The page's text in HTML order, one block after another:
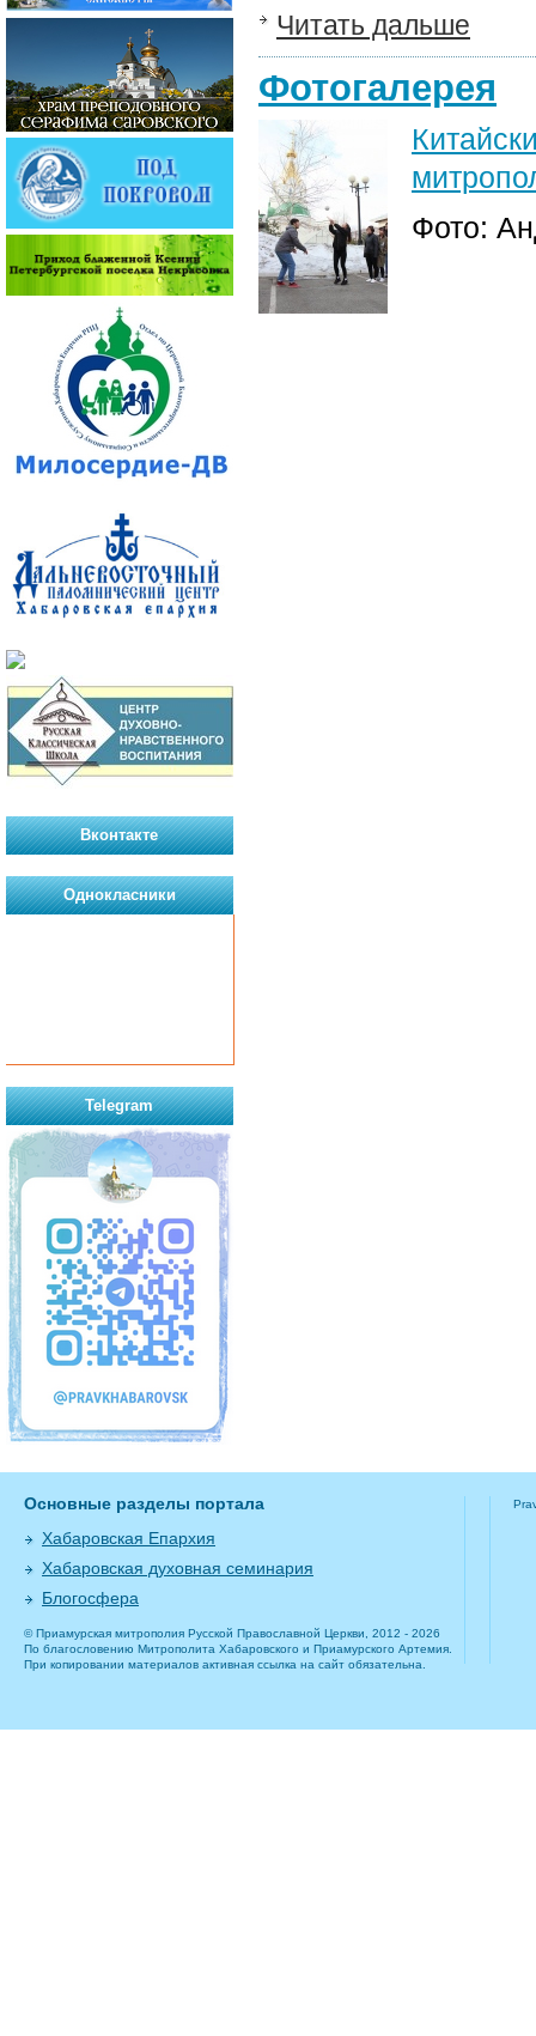
Читать дальше
Фотогалерея
Фото:
Вконтакте
Однокласники
Telegram
Основные разделы портала
Хабаровская Епархия
Хабаровская духовная семинария
Блогосфера
© Приамурская митрополия Русской Православной Церкви, 2012 - 2026
По благословению Митрополита Хабаровского и Приамурского Артемия.
При копировании материалов активная ссылка на сайт обязательна.